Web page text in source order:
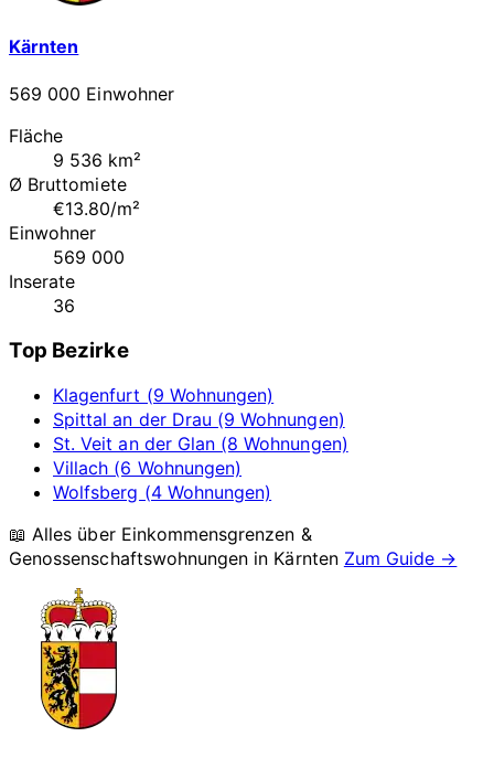
Kärnten
569 000 Einwohner
Fläche
9 536 km²
Ø Bruttomiete
€13.80/m²
Einwohner
569 000
Inserate
36
Top Bezirke
Klagenfurt (9 Wohnungen)
Spittal an der Drau (9 Wohnungen)
St. Veit an der Glan (8 Wohnungen)
Villach (6 Wohnungen)
Wolfsberg (4 Wohnungen)
📖 Alles über Einkommensgrenzen &
Genossenschaftswohnungen in Kärnten Zum Guide →